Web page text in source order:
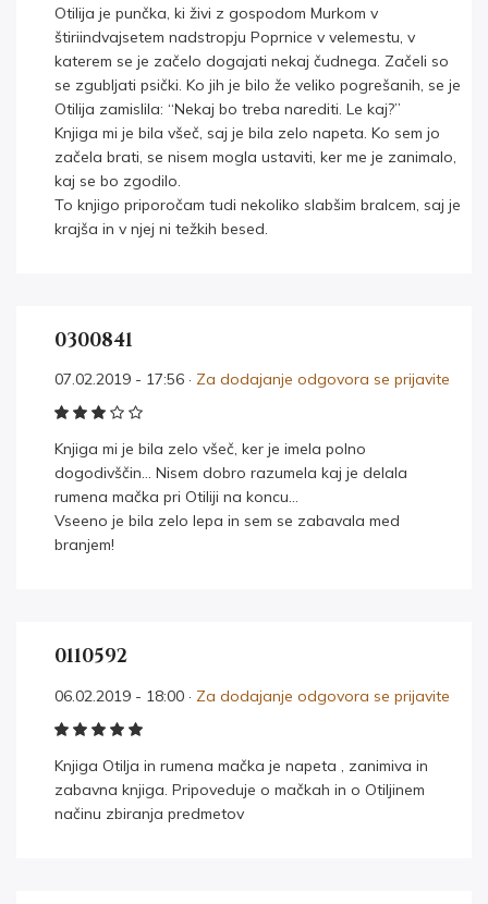
Otilija je punčka, ki živi z gospodom Murkom v
štiriindvajsetem nadstropju Poprnice v velemestu, v
katerem se je začelo dogajati nekaj čudnega. Začeli so
se zgubljati psički. Ko jih je bilo že veliko pogrešanih, se je
Otilija zamislila: “Nekaj bo treba narediti. Le kaj?”
Knjiga mi je bila všeč, saj je bila zelo napeta. Ko sem jo
začela brati, se nisem mogla ustaviti, ker me je zanimalo,
kaj se bo zgodilo.
To knjigo priporočam tudi nekoliko slabšim bralcem, saj je
krajša in v njej ni težkih besed.
0300841
07.02.2019 - 17:56 · Za dodajanje odgovora se prijavite
Knjiga mi je bila zelo všeč, ker je imela polno
dogodivščin… Nisem dobro razumela kaj je delala
rumena mačka pri Otiliji na koncu…
Vseeno je bila zelo lepa in sem se zabavala med
branjem!
0110592
06.02.2019 - 18:00 · Za dodajanje odgovora se prijavite
Knjiga Otilja in rumena mačka je napeta , zanimiva in
zabavna knjiga. Pripoveduje o mačkah in o Otiljinem
načinu zbiranja predmetov